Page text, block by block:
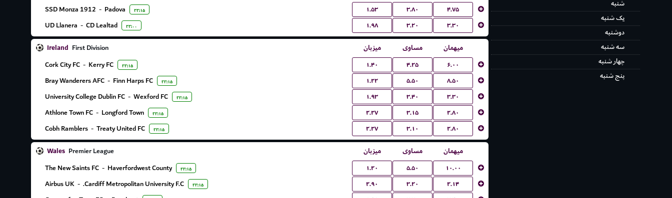
شنبه
یک شنبه
دوشنبه
سه شنبه
چهار شنبه
پنج شنبه
SSD Monza 1912 - Padova ۲۲:۱۵ ۱.۵۳ ۳.۸۰ ۴.۷۵
UD Llanera - CD Lealtad ۲۲:۰۰ ۱.۹۸ ۳.۲۰
۳.۳۰
Ireland First Division میزبان مساوی میهمان
Cork City FC - Kerry FC ۲۲:۱۵ ۱.۴۰ ۴.۲۵ ۶.۰۰
Bray Wanderers AFC - Finn Harps FC ۲۲:۱۵ ۱.۲۲ ۵.۵۰ ۸.۵۰
University College Dublin FC - Wexford FC ۲۲:۱۵ ۱.۹۳ ۳.۴۰ ۳.۳۰
Athlone Town FC - Longford Town ۲۲:۱۵ ۲.۲۷ ۳.۱۵ ۲.۸۰
Cobh Ramblers - Treaty United FC ۲۲:۱۵ ۲.۲۷ ۳.۱۰
۲.۸۰
Wales Premier League میزبان مساوی میهمان
The New Saints FC - Haverfordwest County ۲۲:۱۵ ۱.۲۰ ۵.۵۰ ۱۰.۰۰
Airbus UK - Cardiff Metropolitan University F.C. ۲۲:۱۵ ۲.۹۰ ۳.۲۰ ۲.۱۴